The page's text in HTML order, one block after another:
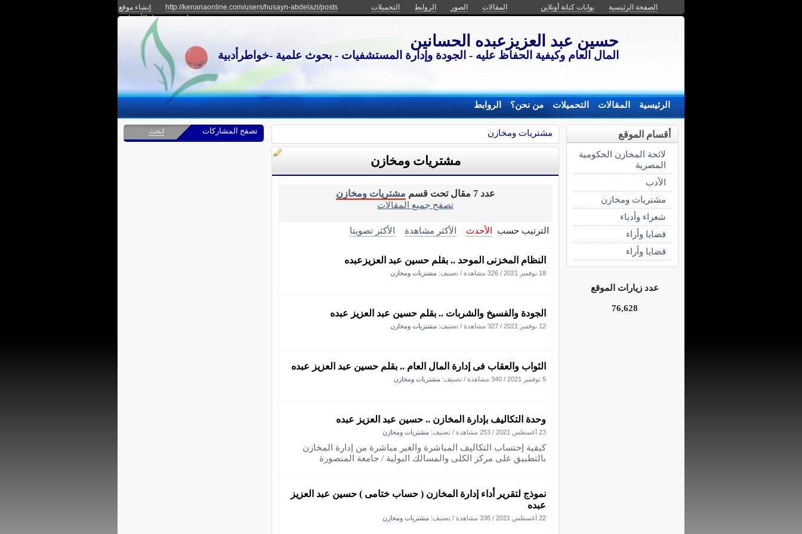
الصفحة الرئيسية بوابات كنانة أونلاين المقالات الصور الروابط التحميلات http://kenanaonline.com/users/husayn-abdelazi/posts
إنشاء موقع
مجاني
دخول الأعضاء
حسين عبد العزيزعبده الحسانين
المال العام وكيفية الحفاظ عليه - الجودة وإدارة المستشفيات - بحوث علمية -خواطرأدبية
الرئيسية المقالات التحميلات من نحن؟ الروابط
مشتريات ومخازن
مشتريات ومخازن
عدد 7 مقال تحت قسم
مشتريات ومخازن
تصفح جميع المقالات
الترتيب حسب الأحدث الأكثر مشاهدة الأكثر تصويتا
النظام المخزنى الموحد .. بقلم حسين عبد العزيزعبده
18 نوفمبر 2021 / 326 مشاهدة / تصنيف: مشتريات ومخازن
الجودة والفسيخ والشربات .. بقلم حسين عبد العزيز عبده
12 نوفمبر 2021 / 327 مشاهدة / تصنيف: مشتريات ومخازن
الثواب والعقاب فى إدارة المال العام .. بقلم حسين عبد العزيز عبده
5 نوفمبر 2021 / 340 مشاهدة / تصنيف: مشتريات ومخازن
وحدة التكاليف بإدارة المخازن .. حسين عبد العزيز عبده
23 أغسطس 2021 / 253 مشاهدة / تصنيف: مشتريات ومخازن
كيفية إحتساب التكاليف المباشرة والغير مباشرة من إدارة المخازن
بالتطبيق على مركز الكلى والمسالك البولية / جامعة المنصورة
نموذج لتقرير أداء إدارة المخازن ( حساب ختامى ) حسين عبد العزيز
عبده
22 أغسطس 2021 / 336 مشاهدة / تصنيف: مشتريات ومخازن
أقسام الموقع
لائحة المخازن الحكومية
المصرية
الأدب
مشتريات ومخازن
شعراء وأدباء
قضايا وأراء
قضايا وأراء
عدد زيارات الموقع
76,628
تصفح المشاركات ابحث